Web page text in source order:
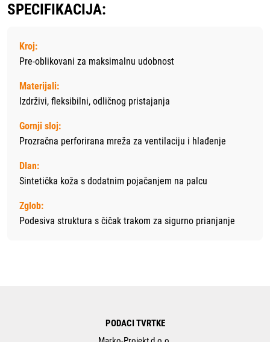
SPECIFIKACIJA:
Kroj:
Pre-oblikovani za maksimalnu udobnost
Materijali:
Izdrživi, fleksibilni, odličnog pristajanja
Gornji sloj:
Prozračna perforirana mreža za ventilaciju i hlađenje
Dlan:
Sintetička koža s dodatnim pojačanjem na palcu
Zglob:
Podesiva struktura s čičak trakom za sigurno prianjanje
PODACI TVRTKE